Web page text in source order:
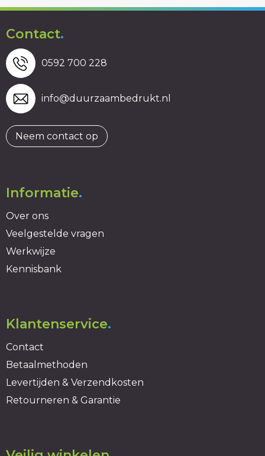
Contact.
0592 700 228
info@duurzaambedrukt.nl
Neem contact op
Informatie.
Over ons
Veelgestelde vragen
Werkwijze
Kennisbank
Klantenservice.
Contact
Betaalmethoden
Levertijden & Verzendkosten
Retourneren & Garantie